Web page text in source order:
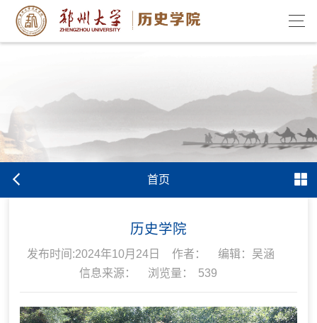
首页
历史学院
发布时间:2024年10月24日 作者：
编辑：吴涵
信息来源：
浏览量： 539